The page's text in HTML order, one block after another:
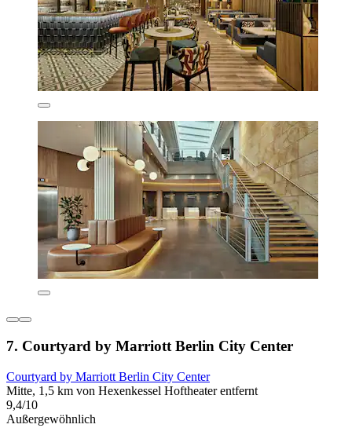
7. Courtyard by Marriott Berlin City Center
Courtyard by Marriott Berlin City Center
Mitte, 1,5 km von Hexenkessel Hoftheater entfernt
9,4/10
Außergewöhnlich